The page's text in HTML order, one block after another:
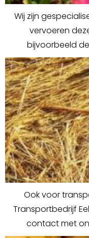
Wij zijn
vervoeren
bijvoorbeeld
Ook voor
Transportbedrijf
contact met